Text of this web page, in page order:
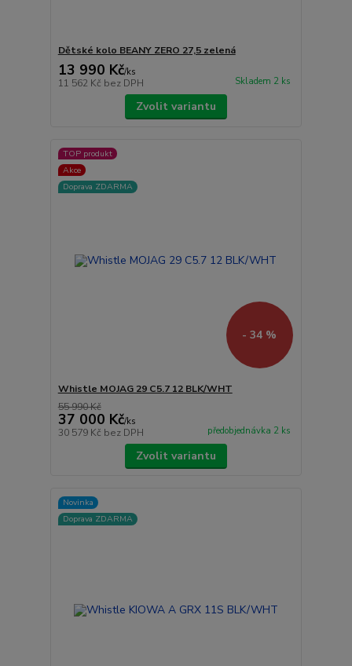
Dětské kolo BEANY ZERO 27,5 zelená
13 990 Kč/ks
11 562 Kč bez DPH Skladem 2 ks
Zvolit variantu
TOP produkt
Akce
Doprava ZDARMA
- 34 %
Whistle MOJAG 29 C5.7 12 BLK/WHT
55 990 Kč
37 000 Kč/ks
30 579 Kč bez DPH předobjednávka 2 ks
Zvolit variantu
Novinka
Doprava ZDARMA